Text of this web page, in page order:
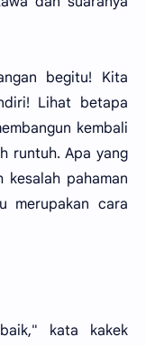
begitu! Kita
Lihat betapa
kembali
runtuh. Apa yang
pahaman
merupakan cara
kata kakek